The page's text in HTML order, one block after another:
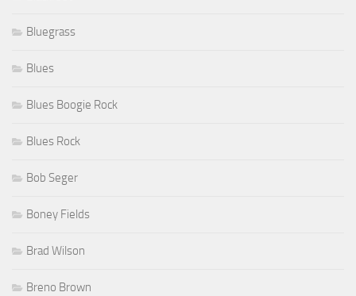
Bluegrass
Blues
Blues Boogie Rock
Blues Rock
Bob Seger
Boney Fields
Brad Wilson
Breno Brown